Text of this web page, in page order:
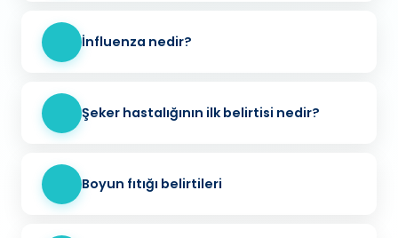
İnfluenza nedir?
Şeker hastalığının ilk belirtisi nedir?
Boyun fıtığı belirtileri